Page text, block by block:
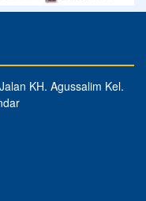
KH. Agussalim Kel.